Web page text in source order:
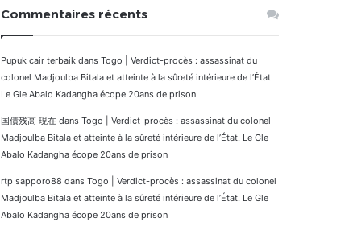
Commentaires récents
Pupuk cair terbaik dans Togo | Verdict-procès : assassinat du
colonel Madjoulba Bitala et atteinte à la sûreté intérieure de l’État.
Le Gle Abalo Kadangha écope 20ans de prison
国債残高 現在 dans Togo | Verdict-procès : assassinat du colonel
Madjoulba Bitala et atteinte à la sûreté intérieure de l’État. Le Gle
Abalo Kadangha écope 20ans de prison
rtp sapporo88 dans Togo | Verdict-procès : assassinat du colonel
Madjoulba Bitala et atteinte à la sûreté intérieure de l’État. Le Gle
Abalo Kadangha écope 20ans de prison